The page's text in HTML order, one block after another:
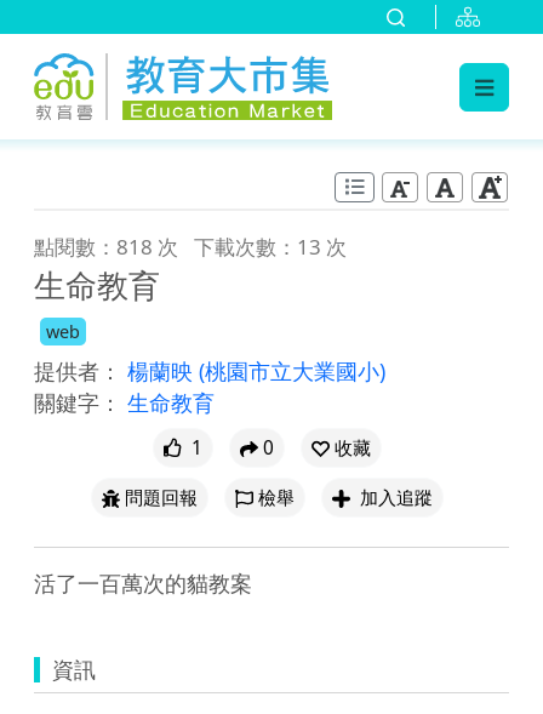
點閱數：818 次 下載次數：13 次
生命教育
web
提供者： 楊蘭映 (桃園市立大業國小)
關鍵字： 生命教育
1 0
收藏
問題回報
檢舉 加入追蹤
活了一百萬次的貓教案
資訊